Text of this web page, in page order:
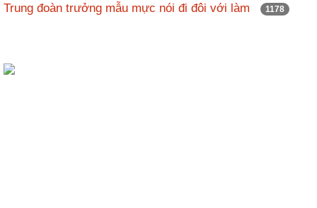
Trung đoàn trưởng mẫu mực nói đi đôi với làm 1178